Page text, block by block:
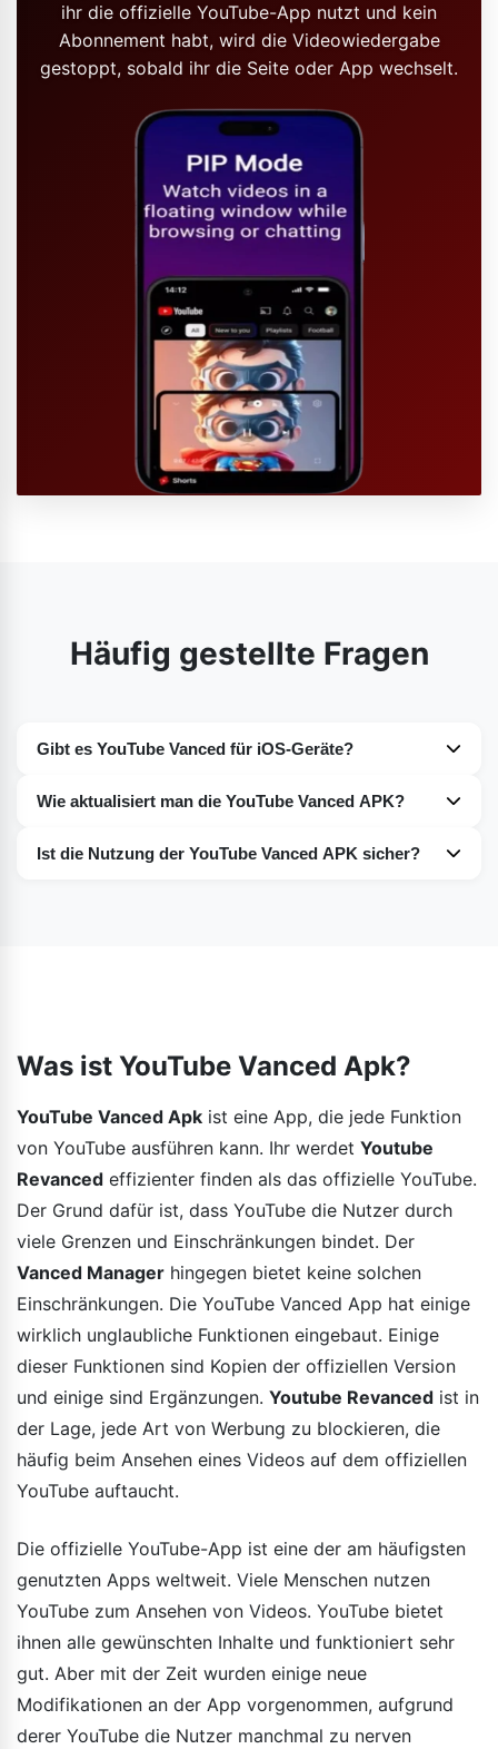
ihr die offizielle YouTube-App nutzt und kein
Abonnement habt, wird die Videowiedergabe
gestoppt, sobald ihr die Seite oder App wechselt.
Häufig gestellte Fragen
Gibt es YouTube Vanced für iOS-Geräte?
Android-Geräte verfügbar.
Wie aktualisiert man die YouTube Vanced APK?
Geräten aktualisieren. Die Vorgehensweise habe ich im
Ist die Nutzung der YouTube Vanced APK sicher?
Was ist YouTube Vanced Apk?
YouTube Vanced Apk ist eine App, die jede Funktion
von YouTube ausführen kann. Ihr werdet Youtube
Revanced effizienter finden als das offizielle YouTube.
Der Grund dafür ist, dass YouTube die Nutzer durch
viele Grenzen und Einschränkungen bindet. Der
Vanced Manager hingegen bietet keine solchen
Einschränkungen. Die YouTube Vanced App hat einige
wirklich unglaubliche Funktionen eingebaut. Einige
dieser Funktionen sind Kopien der offiziellen Version
und einige sind Ergänzungen. Youtube Revanced ist in
der Lage, jede Art von Werbung zu blockieren, die
häufig beim Ansehen eines Videos auf dem offiziellen
YouTube auftaucht.
Die offizielle YouTube-App ist eine der am häufigsten
genutzten Apps weltweit. Viele Menschen nutzen
YouTube zum Ansehen von Videos. YouTube bietet
ihnen alle gewünschten Inhalte und funktioniert sehr
gut. Aber mit der Zeit wurden einige neue
Modifikationen an der App vorgenommen, aufgrund
derer YouTube die Nutzer manchmal zu nerven